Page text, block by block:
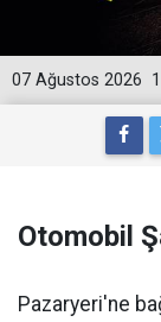
07 Ağustos 2026
Otomobil
Pazaryeri'ne